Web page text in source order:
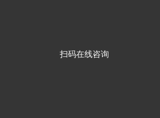
扫码在线咨询